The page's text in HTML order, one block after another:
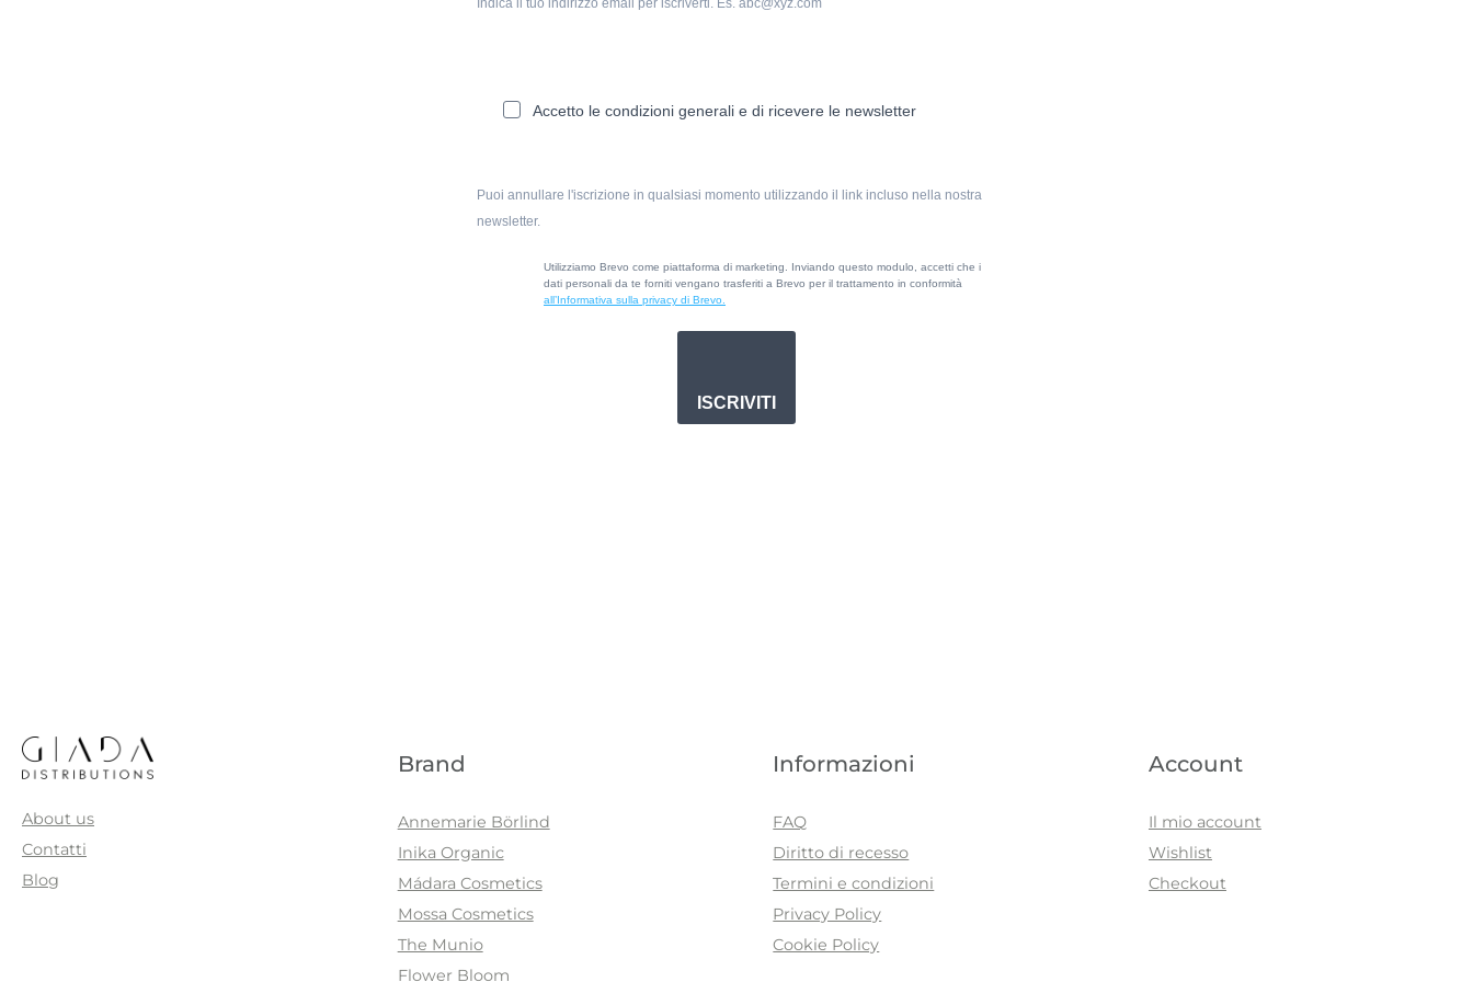
Indica il tuo indirizzo email per iscriverti. Es. abc@xyz.com
Accetto le condizioni generali e di ricevere le newsletter
Puoi annullare l'iscrizione in qualsiasi momento utilizzando il link incluso nella nostra
newsletter.
Utilizziamo Brevo come piattaforma di marketing. Inviando questo modulo, accetti che i
dati personali da te forniti vengano trasferiti a Brevo per il trattamento in conformità
all’Informativa sulla privacy di Brevo.
ISCRIVITI
About us
Contatti
Blog
Brand
Annemarie Börlind
Inika Organic
Mádara Cosmetics
Mossa Cosmetics
The Munio
Flower Bloom
Informazioni
FAQ
Diritto di recesso
Termini e condizioni
Privacy Policy
Cookie Policy
Account
Il mio account
Wishlist
Checkout